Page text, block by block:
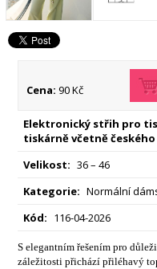
Cena: 90 Kč
Elektronický střih pro
tiskárně včetně českého
Velikost: 36 – 46
Kategorie: Normální
Kód: 116-04-2026
S elegantním řešením pro
záležitosti přichází přiléhavý